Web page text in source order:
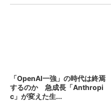
「OpenAI一強」の時代は終焉
するのか 急成長「Anthropi
c」が変えた生...